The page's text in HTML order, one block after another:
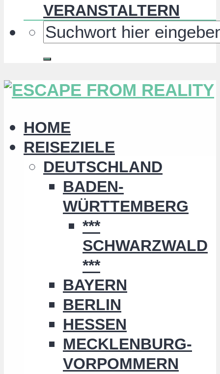
VERANSTALTERN
HOME
REISEZIELE
DEUTSCHLAND
BADEN-
WÜRTTEMBERG
***
SCHWARZWALD
***
BAYERN
BERLIN
HESSEN
MECKLENBURG-
VORPOMMERN